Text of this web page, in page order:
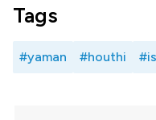
Tags
#yaman #houthi